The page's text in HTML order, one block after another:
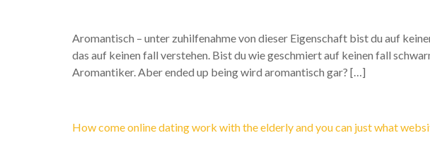
Aromantisch – unter zuhilfenahme von dieser Eigenschaft bist du auf
das auf keinen fall verstehen. Bist du wie geschmiert auf keinen fall
Aromantiker. Aber ended up being wird aromantisch gar? […]
How come online dating work with the elderly and you can just what